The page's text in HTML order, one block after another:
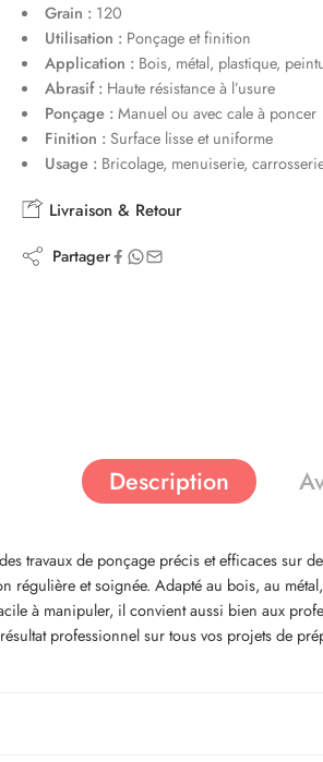
Grain :120
Utilisation :Ponçage et finition
Application :Bois, métal, plastique,
Abrasif :Haute résistance à l’usure
Ponçage :Manuel ou avec cale à poncer
Finition :Surface lisse et uniforme
Usage :Bricolage, menuiserie,
Livraison & Retour
Partager
Description
travaux de ponçage précis et efficaces sur
et soignée. Adapté au bois, au
à manipuler, il convient aussi bien aux
professionnel sur tous vos projets de